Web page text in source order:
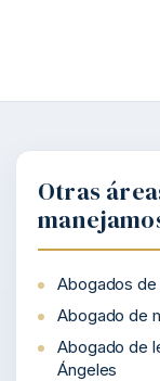
Otras
Abogados
Abogado de
Abogado de
Ángeles